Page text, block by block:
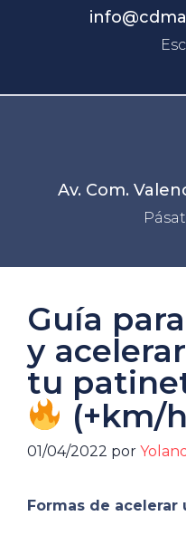
Av. Com.
Guía
y
tu
(+km/
01/04/2022 por
Formas de